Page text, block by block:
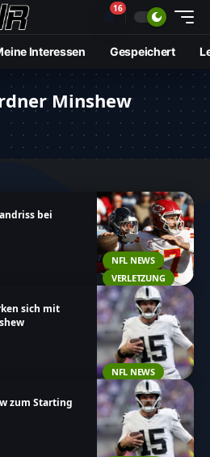
🔔16
Interessen Gespeichert
Minshew
NFL NEWS
VERLETZUNG
bei
NFL NEWS
sich mit
zum Starting